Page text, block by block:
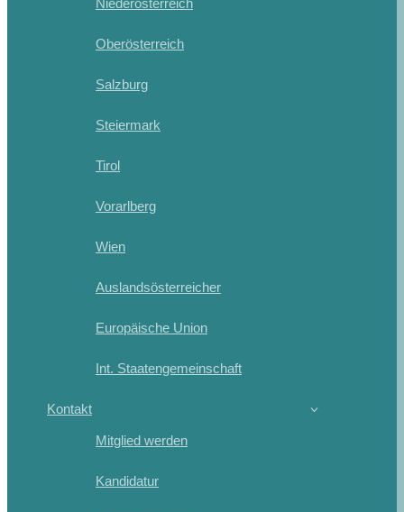
Oberösterreich
Salzburg
Steiermark
Tirol
Vorarlberg
Wien
Auslandsösterreicher
Europäische Union
Int. Staatengemeinschaft
Kontakt
Mitglied werden
Kandidatur